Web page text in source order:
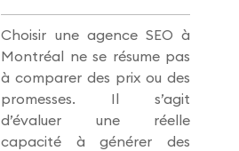
Choisir une agence SEO à
Montréal ne se résume pas
à comparer des prix ou des
promesses. Il s’agit
d’évaluer une réelle
capacité à générer des